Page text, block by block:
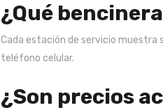
¿Qué
Cada estación de servicio muestra
teléfono celular.
¿Son precios